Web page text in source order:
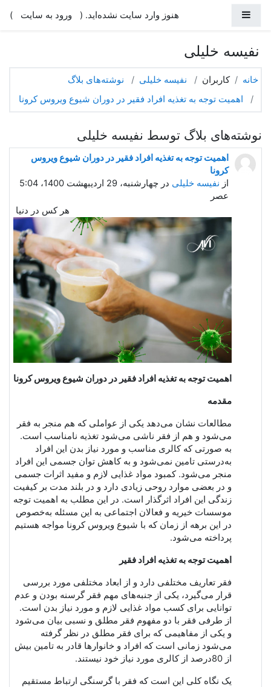
هنوز وارد سایت نشده‌اید. ( ورود به سایت )
نفیسه خلیلی
خانه کاربران نفیسه خلیلی
نوشته‌های بلاگ
اهمیت توجه به تغذیه افراد فقیر در دوران شیوع ویروس کرونا
نوشته‌های بلاگ توسط نفیسه خلیلی
اهمیت توجه به تغذیه افراد فقیر در دوران شیوع ویروس
کرونا
از نفیسه خلیلی
در چهارشنبه، 29 اردیبهشت 1400، 5:04
عصر
هر کس در دنیا
اهمیت توجه به تغذیه افراد فقیر در دوران شیوع ویروس کرونا
مقدمه
مطالعات نشان می‌دهد یکی از عواملی که هم منجر به فقر
می‌شود و هم از فقر ناشی می‌شود تغذیه نامناسب است.
به صورتی که کالری مناسب و مورد نیاز بدن این افراد
به‌درستی تامین نمی‌شود و به کاهش توان جسمی این افراد
منجر می‌شود. کمبود مواد غذایی لازم و مفید اثرات جسمی
و در بعضی موارد روحی زیادی دارد و در بلند مدت بر کیفیت
زندگی این افراد اثرگذار است. در این مطلب به اهمیت توجه
موسسات خیریه و فعالان اجتماعی به این مسئله به‌خصوص
در این برهه از زمان که با شیوع ویروس کرونا مواجه هستیم
پرداخته می‌شود.
اهمیت توجه به تغذیه افراد فقیر
فقر تعاریف مختلفی دارد و از ابعاد مختلفی مورد بررسی
قرار می‌گیرد، یکی از جنبه‌های مهم فقر گرسنه بودن و عدم
توانایی برای کسب مواد غذایی لازم و مورد نیاز بدن است.
از طرفی فقر با دو مفهوم فقر مطلق و نسبی بیان می‌شود
و یکی از مفاهیمی که برای فقر مطلق در نظر گرفته
می‌شود زمانی است که افراد و خانوارها قادر به تامین بیش
از 80درصد از کالری مورد نیاز خود نیستند.
یک نگاه کلی این است که فقر با گرسنگی ارتباط مستقیم